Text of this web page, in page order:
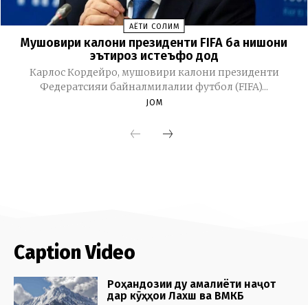
Caption Video
Роҳандозии ду амалиёти наҷот
дар кӯҳҳои Лахш ва ВМКБ